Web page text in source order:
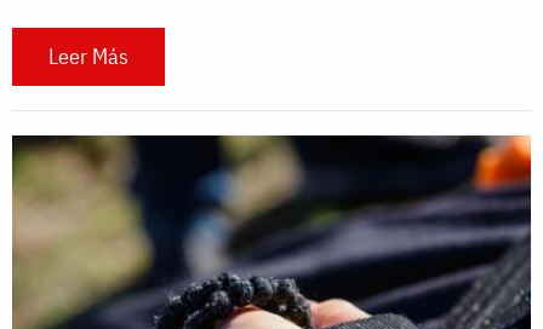
Leer Más